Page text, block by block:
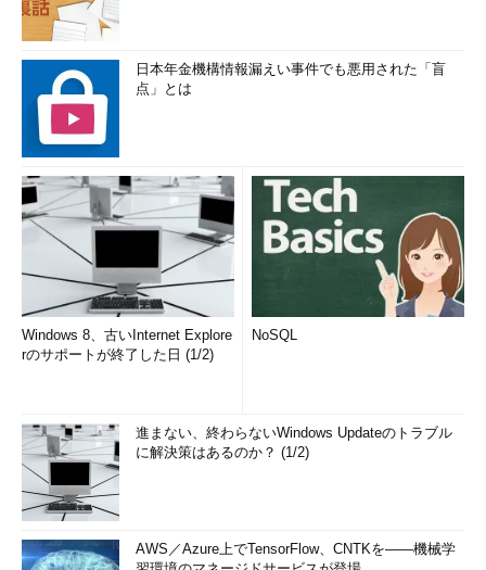
日本年金機構情報漏えい事件でも悪用された「盲
点」とは
Windows 8、古いInternet Explore
rのサポートが終了した日 (1/2)
NoSQL
進まない、終わらないWindows Updateのトラブル
に解決策はあるのか？ (1/2)
AWS／Azure上でTensorFlow、CNTKを――機械学